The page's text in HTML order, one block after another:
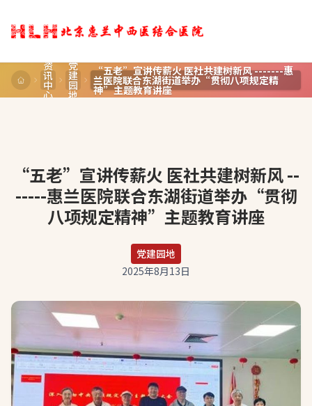
资
讯
中
心
党
建
园
地
“五老”宣讲传薪火 医社共建树新风 -------惠
兰医院联合东湖街道举办“贯彻八项规定精
神”主题教育讲座
“五老”宣讲传薪火 医社共建树新风 --
-----惠兰医院联合东湖街道举办“贯彻
八项规定精神”主题教育讲座
党建园地
2025年8月13日